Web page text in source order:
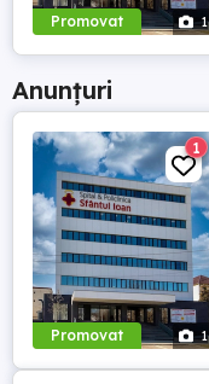
Promovat 1
Anunțuri
Promovat 1
1